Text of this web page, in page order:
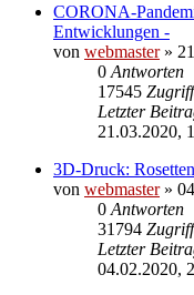
CORONA-
Entwicklungen -
von webmaster»
0 Antworten
17545
Letzter
21.03.2020,
3D-Druck:
von webmaster»
0 Antworten
31794
Letzter
04.02.2020,